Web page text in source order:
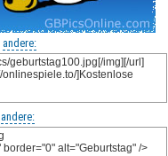
andere:
andere: